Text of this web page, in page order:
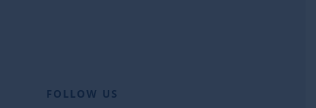
FOLLOW US